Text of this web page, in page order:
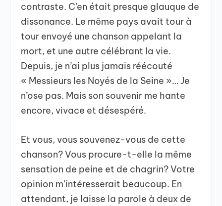
contraste. C’en était presque glauque de
dissonance. Le même pays avait tour à
tour envoyé une chanson appelant la
mort, et une autre célébrant la vie.
Depuis, je n’ai plus jamais réécouté
« Messieurs les Noyés de la Seine »… Je
n’ose pas. Mais son souvenir me hante
encore, vivace et désespéré.
Et vous, vous souvenez-vous de cette
chanson? Vous procure-t-elle la même
sensation de peine et de chagrin? Votre
opinion m’intéresserait beaucoup. En
attendant, je laisse la parole à deux de